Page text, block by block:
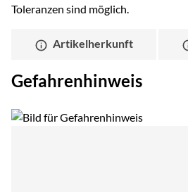
Toleranzen sind möglich.
Artikelherkunft
Gefahrenhinweis